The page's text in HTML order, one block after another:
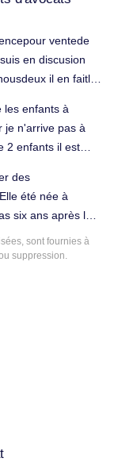
ventede
en discusion
il en faitla
Immobilier à
les enfants à
je n'arrive pas à
2 enfants il est
que pour les
depuis j'ai plus
de me
avocat qui soit
ça je suis
des
été née à
six ans après le
tombée
de rentrer
Comment
possédait la
enfants à cette
que vous
sont fournies à
suppression.